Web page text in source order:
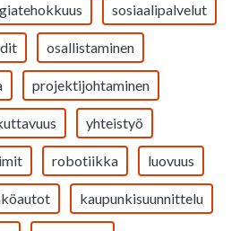
sosiaalipalvelut
osallistaminen
projektijohtaminen
yhteistyö
robotiikka luovuus
kaupunkisuunnittelu